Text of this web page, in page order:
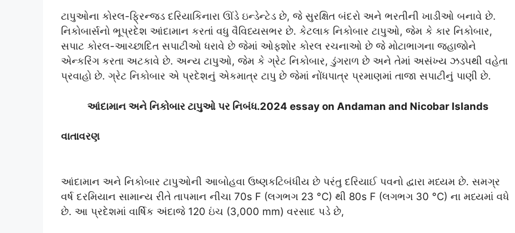
ટાપુઓના કોરલ-ફ્રિન્જ્ડ દરિયાકિનારા ઊંડે ઇન્ડેન્ટેડ છે, જે સુરક્ષિત બંદરો અને ભરતીની ખાડીઓ બનાવે છે.
નિકોબાર્સનો ભૂપ્રદેશ આંદામાન કરતાં વધુ વૈવિધ્યસભર છે. કેટલાક નિકોબાર ટાપુઓ, જેમ કે કાર નિકોબાર,
સપાટ કોરલ-આચ્છાદિત સપાટીઓ ધરાવે છે જેમાં ઓફશોર કોરલ રચનાઓ છે જે મોટાભાગના જહાજોને
એન્કરિંગ કરતા અટકાવે છે. અન્ય ટાપુઓ, જેમ કે ગ્રેટ નિકોબાર, ડુંગરાળ છે અને તેમાં અસંખ્ય ઝડપથી વહેતા
પ્રવાહો છે. ગ્રેટ નિકોબાર એ પ્રદેશનું એકમાત્ર ટાપુ છે જેમાં નોંધપાત્ર પ્રમાણમાં તાજા સપાટીનું પાણી છે.
આંદામાન અને નિકોબાર ટાપુઓ પર નિબંધ.2024 essay on Andaman and Nicobar Islands
વાતાવરણ
આંદામાન અને નિકોબાર ટાપુઓની આબોહવા ઉષ્ણકટિબંધીય છે પરંતુ દરિયાઈ પવનો દ્વારા મધ્યમ છે. સમગ્ર
વર્ષ દરમિયાન સામાન્ય રીતે તાપમાન નીચા 70s F (લગભગ 23 °C) થી 80s F (લગભગ 30 °C) ના મધ્યમાં વધે
છે. આ પ્રદેશમાં વાર્ષિક અંદાજે 120 ઇંચ (3,000 mm) વરસાદ પડે છે,